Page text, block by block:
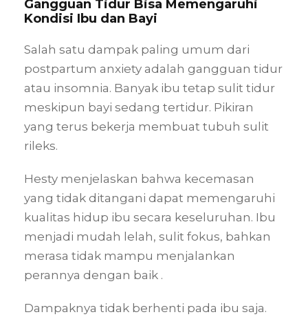
Gangguan Tidur Bisa Memengaruhi
Kondisi Ibu dan Bayi
Salah satu dampak paling umum dari
postpartum anxiety adalah gangguan tidur
atau insomnia. Banyak ibu tetap sulit tidur
meskipun bayi sedang tertidur. Pikiran
yang terus bekerja membuat tubuh sulit
rileks.
Hesty menjelaskan bahwa kecemasan
yang tidak ditangani dapat memengaruhi
kualitas hidup ibu secara keseluruhan. Ibu
menjadi mudah lelah, sulit fokus, bahkan
merasa tidak mampu menjalankan
perannya dengan baik .
Dampaknya tidak berhenti pada ibu saja.